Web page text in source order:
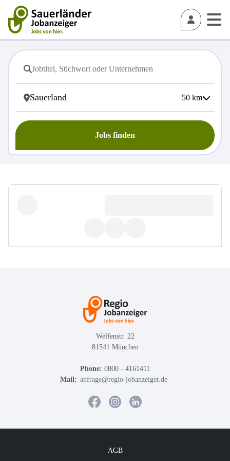
50 km
Jobs finden
Welfenstr. 22
81541 München
Phone: 0800 - 4161411
Mail: anfrage@regio-jobanzeiger.de
AGB